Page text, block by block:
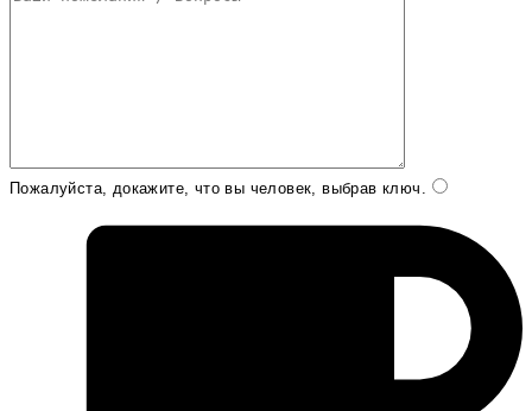
Пожалуйста, докажите, что вы человек, выбрав ключ .